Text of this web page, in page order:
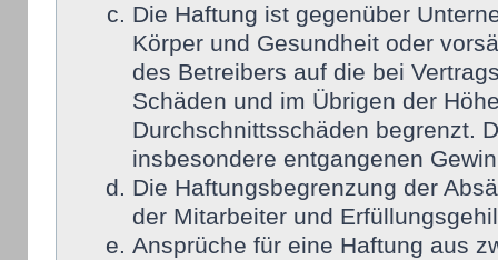
Die Haftung ist gegenüber
Körper und Gesundheit oder
des Betreibers auf die bei
Schäden und im Übrigen der
Durchschnittsschäden begrenzt.
insbesondere entgangenen
Die Haftungsbegrenzung der
der Mitarbeiter und
Ansprüche für eine Haftung aus